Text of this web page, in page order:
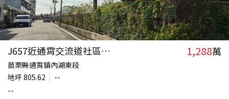
J657近通霄交流道社區農地 1,288萬
苗栗縣通霄鎮內湖東段
地坪 805.62
--
--